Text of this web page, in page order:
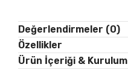
Değerlendirmeler (0)
Özellikler
Ürün İçeriği & Kurulum